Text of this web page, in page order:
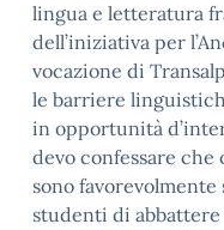
lingua e letteratura
dell’iniziativa per
vocazione di
le barriere
in opportunità
devo confessare che
sono
studenti di abbattere